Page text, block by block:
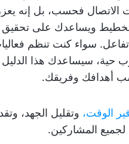
فحسب، بل إنه
ويساعدك على
سواء كنت تنظم
حية، سيساعدك هذا
أهدافك وفريقك.
الوقت، وتقليل الجهد،
لجميع المشاركين.